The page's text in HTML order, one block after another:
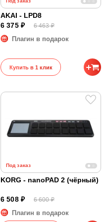
AKAI - LPD8
6 375 ₽
6 463 ₽
Плагин в подарок
Купить в 1 клик
Под заказ
KORG - nanoPAD 2 (чёрный)
6 508 ₽ 6 600 ₽
Плагин в подарок